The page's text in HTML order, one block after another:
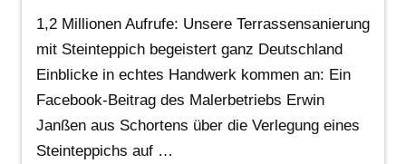
1,2 Millionen Aufrufe: Unsere Terrassensanierung
mit Steinteppich begeistert ganz Deutschland
Einblicke in echtes Handwerk kommen an: Ein
Facebook-Beitrag des Malerbetriebs Erwin
Janßen aus Schortens über die Verlegung eines
Steinteppichs auf …